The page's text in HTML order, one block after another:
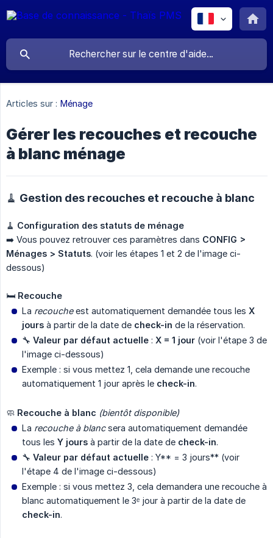
Articles sur : Ménage
Gérer les recouches et recouche
à blanc ménage
🧹 Gestion des recouches et recouche à blanc
🧹 Configuration des statuts de ménage
➡️ Vous pouvez retrouver ces paramètres dans CONFIG >
Ménages > Statuts. (voir les étapes 1 et 2 de l'image ci-
dessous)
🛏️ Recouche
La recoucheest automatiquement demandée tous les X
jours à partir de la date de check-in de la réservation.
🔧 Valeur par défaut actuelle : X = 1 jour (voir l'étape 3 de
l'image ci-dessous)
Exemple : si vous mettez 1, cela demande une recouche
automatiquement 1 jour après le check-in.
🧼 Recouche à blanc (bientôt disponible)
La recouche à blancsera automatiquement demandée
tous les Y jours à partir de la date de check-in.
🔧 Valeur par défaut actuelle : Y** = 3 jours** (voir
l'étape 4 de l'image ci-dessous)
Exemple : si vous mettez 3, cela demandera une recouche à
blanc automatiquement le 3ᵉ jour à partir de la date de
check-in.